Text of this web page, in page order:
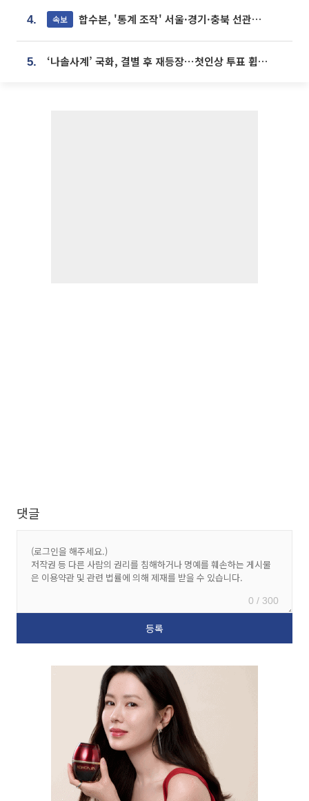
4. 속보 합수본, '통계 조작' 서울·경기·충북 선관위 등 추가 압수수색
5. ‘나솔사계’ 국화, 결별 후 재등장⋯첫인상 투표 휩쓸고 ‘인기녀’ 등극
댓글
0 / 300